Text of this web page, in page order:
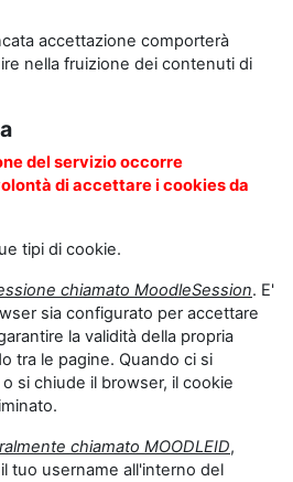
accettazione comporterà
nella fruizione dei contenuti di
del servizio occorre
di accettare i cookies da
tipi di cookie.
chiamato MoodleSession. E'
sia configurato per accettare
la validità della propria
tra le pagine. Quando ci si
si chiude il browser, il cookie
chiamato MOODLEID,
tuo username all'interno del